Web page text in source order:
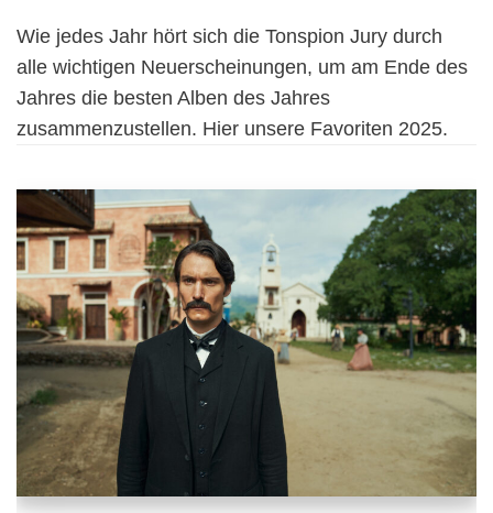
Wie jedes Jahr hört sich die Tonspion Jury durch
alle wichtigen Neuerscheinungen, um am Ende des
Jahres die besten Alben des Jahres
zusammenzustellen. Hier unsere Favoriten 2025.